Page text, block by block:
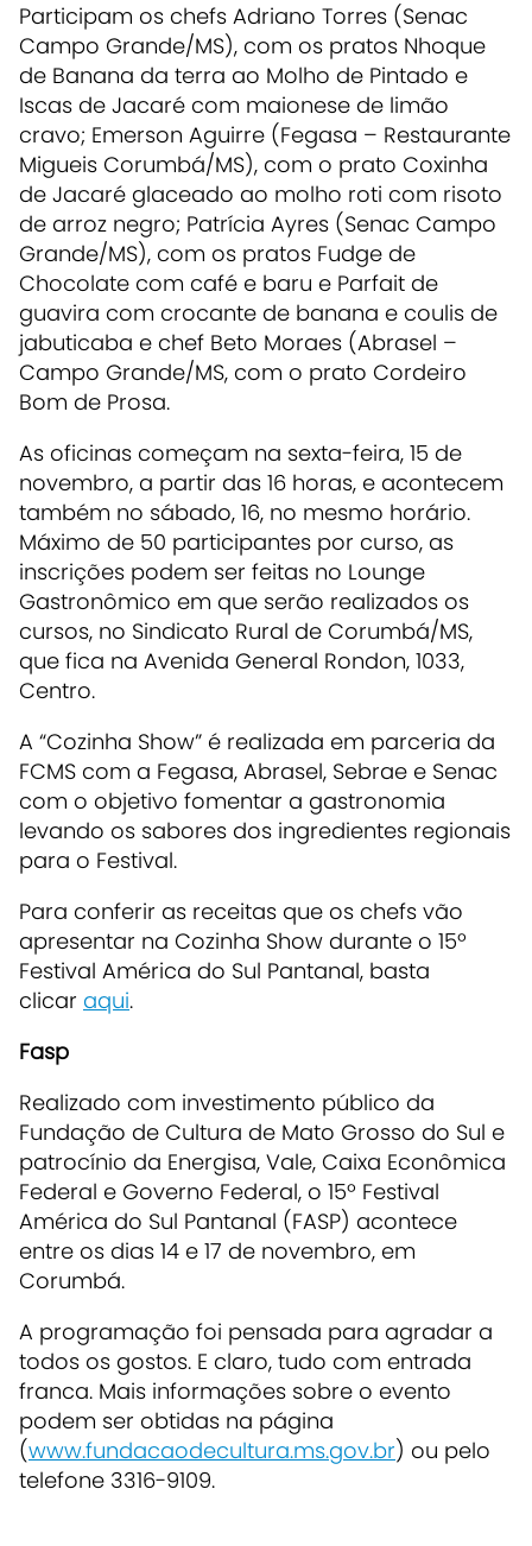
Participam os chefs Adriano Torres (Senac
Campo Grande/MS), com os pratos Nhoque
de Banana da terra ao Molho de Pintado e
Iscas de Jacaré com maionese de limão
cravo; Emerson Aguirre (Fegasa – Restaurante
Migueis Corumbá/MS), com o prato Coxinha
de Jacaré glaceado ao molho roti com risoto
de arroz negro; Patrícia Ayres (Senac Campo
Grande/MS), com os pratos Fudge de
Chocolate com café e baru e Parfait de
guavira com crocante de banana e coulis de
jabuticaba e chef Beto Moraes (Abrasel –
Campo Grande/MS, com o prato Cordeiro
Bom de Prosa.
As oficinas começam na sexta-feira, 15 de
novembro, a partir das 16 horas, e acontecem
também no sábado, 16, no mesmo horário.
Máximo de 50 participantes por curso, as
inscrições podem ser feitas no Lounge
Gastronômico em que serão realizados os
cursos, no Sindicato Rural de Corumbá/MS,
que fica na Avenida General Rondon, 1033,
Centro.
A “Cozinha Show” é realizada em parceria da
FCMS com a Fegasa, Abrasel, Sebrae e Senac
com o objetivo fomentar a gastronomia
levando os sabores dos ingredientes regionais
para o Festival.
Para conferir as receitas que os chefs vão
apresentar na Cozinha Show durante o 15º
Festival América do Sul Pantanal, basta
clicar aqui.
Fasp
Realizado com investimento público da
Fundação de Cultura de Mato Grosso do Sul e
patrocínio da Energisa, Vale, Caixa Econômica
Federal e Governo Federal, o 15º Festival
América do Sul Pantanal (FASP) acontece
entre os dias 14 e 17 de novembro, em
Corumbá.
A programação foi pensada para agradar a
todos os gostos. E claro, tudo com entrada
franca. Mais informações sobre o evento
podem ser obtidas na página
(www.fundacaodecultura.ms.gov.br) ou pelo
telefone 3316-9109.